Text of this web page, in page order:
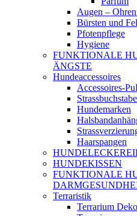
Augen –
Bürsten und
Pfotenpflege
Hygiene
FUNKTIONALE
ÄNGSTE
Hundeaccessoires
Accessoires-
Hundemarken
Haarspangen
HUNDEKISSEN
FUNKTIONALE
Terraristik
Terrarium